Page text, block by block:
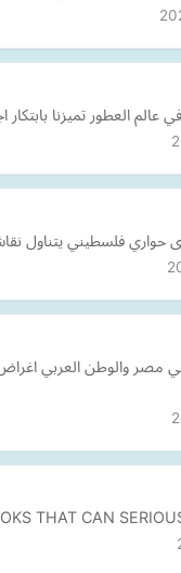
عالم العطور تميزنا
فلسطيني يتناول
مصر والوطن العربي
THAT CAN